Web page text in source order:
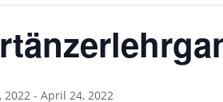
2022 - April 24, 2022